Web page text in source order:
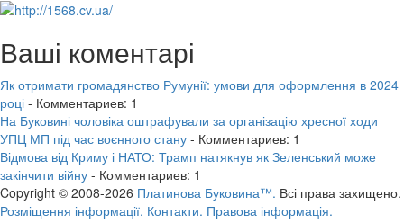
Ваші коментарі
Як отримати громадянство Румунії: умови для оформлення в 2024
році - Комментариев: 1
На Буковині чоловіка оштрафували за організацію хресної ходи
УПЦ МП під час воєнного стану - Комментариев: 1
Відмова від Криму і НАТО: Трамп натякнув як Зеленський може
закінчити війну - Комментариев: 1
Copyright © 2008-2026 Платинова Буковина™. Всі права захищено.
Розміщення інформації. Контакти. Правова інформація.